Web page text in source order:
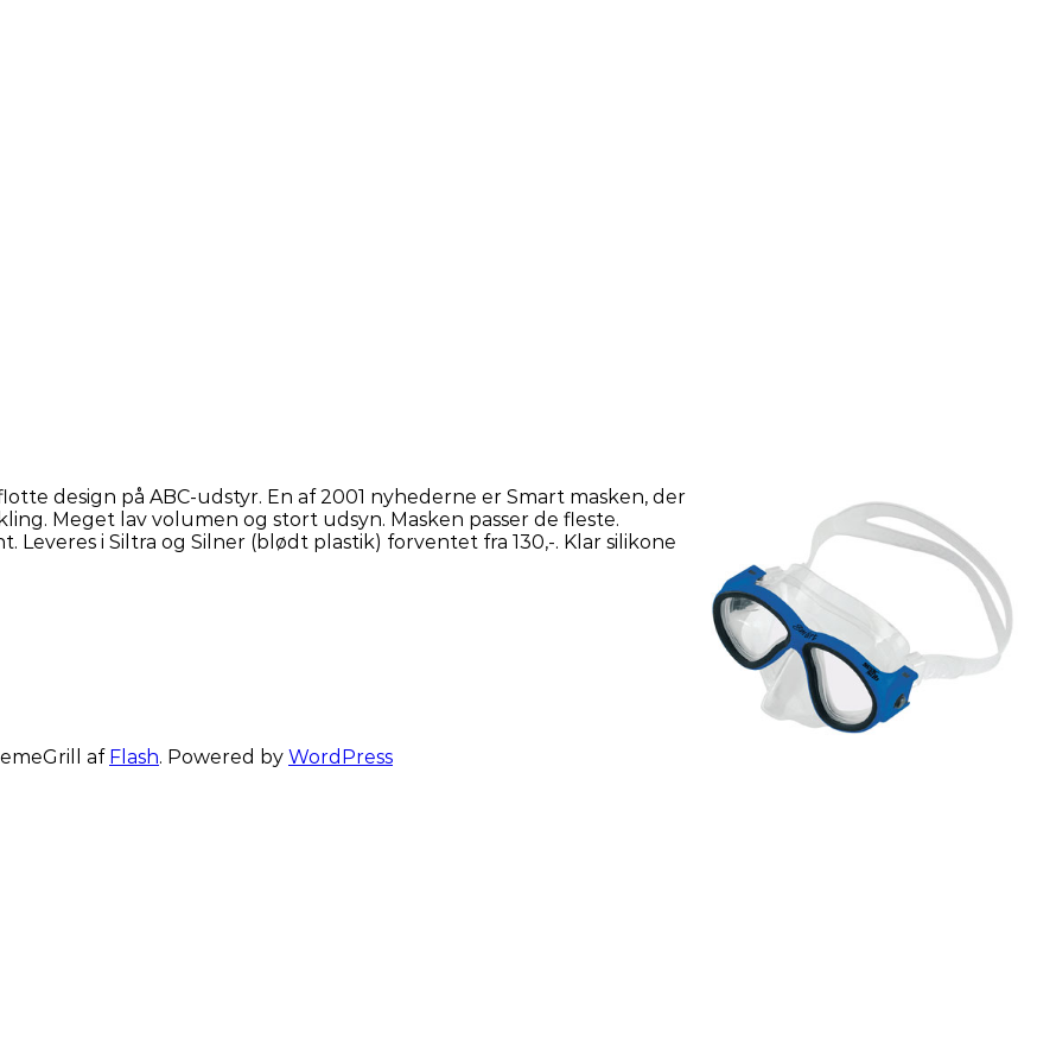
design på ABC-udstyr. En af 2001 nyhederne er Smart masken, der
Meget lav volumen og stort udsyn. Masken passer de fleste.
i Siltra og Silner (blødt plastik) forventet fra 130,-. Klar silikone
af Flash. Powered by WordPress